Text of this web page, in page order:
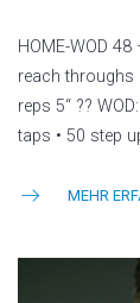
HOME-WOD
reach throughs
reps 5“ ??
taps • 50 step
MEHR